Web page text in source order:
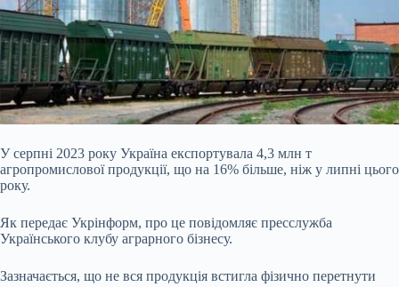
У серпні 2023 року Україна експортувала 4,3 млн т
агропромислової продукції, що на 16% більше, ніж у липні цього
року.
Як передає Укрінформ, про це повідомляє пресслужба
Українського клубу аграрного бізнесу.
Зазначається, що не вся продукція встигла фізично перетнути